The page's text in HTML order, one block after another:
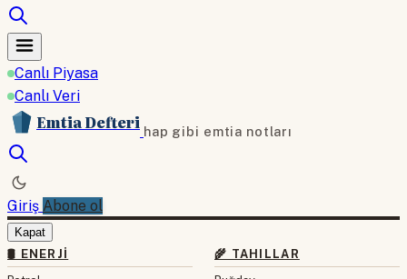
Canlı Piyasa
Canlı Veri
Emtia Defteri hap gibi emtia notları
Giriş Abone ol
Kapat
🛢 ENERJI
🌾 TAHILLAR